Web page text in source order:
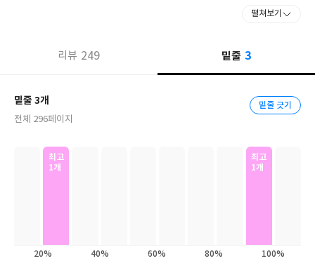
운 시선과 실제 삶에 적용할 수 있는 속 시원한 솔루션의 적절한 조
로와 시원한 사이다를 동시에 맛볼 수 있는 『애쓰지 않고 편안하
게』는 출간 즉시 베스트셀러에 올랐고, 2020년 주요 서점 올해의
게도 큰 사랑을 받았다. 특히 일본에는 출판 역사상 최고 선인세로
수출되어 매스컴의 주목을 받기도 했다.
이처럼 세대와 국가, 성별을 막론하고 수많은 사람의 공감을 얻은
이유는 바로 책 속에 등장하는 인물들이 나와 내 주변 사람들을 닮았
함께 고생하는 직장 동료가 생각나 선물용으로 한 권 더 구입했
다”라고 말하며, 자연스레 자기 자신과 주변 사람들의 안부를 떠올
펼쳐보기
리뷰 249 밑줄 3
밑줄 3개
전체 296페이지
밑줄 긋기
최고
1개
최고
1개
20% 40% 60% 80% 100%